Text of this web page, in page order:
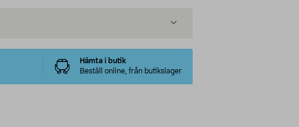
Hämta i butik
Beställ online, från butikslager